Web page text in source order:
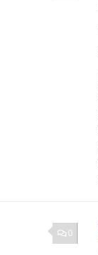
0